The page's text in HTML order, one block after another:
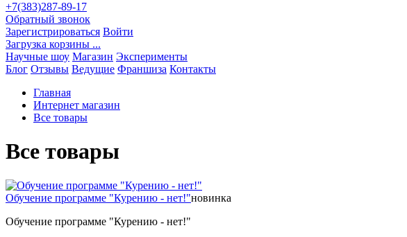
+7(383)287-89-17
Обратный звонок
Зарегистрироваться Войти
Загрузка корзины ...
Научные шоу Магазин Эксперименты
Блог Отзывы Ведущие Франшиза Контакты
Главная
Интернет магазин
Все товары
Все товары
Обучение программе "Курению - нет!"новинка
Обучение программе "Курению - нет!"